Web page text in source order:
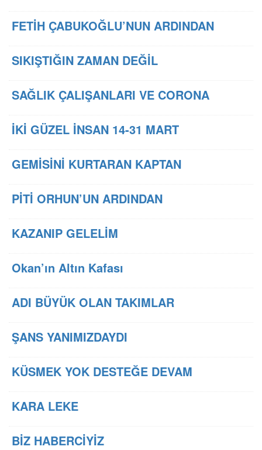
FETİH ÇABUKOĞLU’NUN ARDINDAN
SIKIŞTIĞIN ZAMAN DEĞİL
SAĞLIK ÇALIŞANLARI VE CORONA
İKİ GÜZEL İNSAN 14-31 MART
GEMİSİNİ KURTARAN KAPTAN
PİTİ ORHUN’UN ARDINDAN
KAZANIP GELELİM
Okan’ın Altın Kafası
ADI BÜYÜK OLAN TAKIMLAR
ŞANS YANIMIZDAYDI
KÜSMEK YOK DESTEĞE DEVAM
KARA LEKE
BİZ HABERCİYİZ